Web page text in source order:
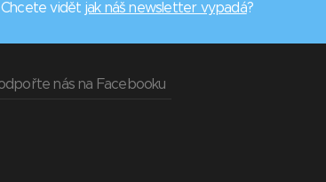
Chcete vidět jak náš newsletter vypadá?
nás na Facebooku